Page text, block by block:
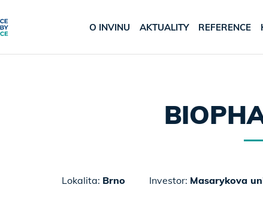
O INVINU AKTUALITY REFERENCE
Lokalita: Brno Investor: Masarykova